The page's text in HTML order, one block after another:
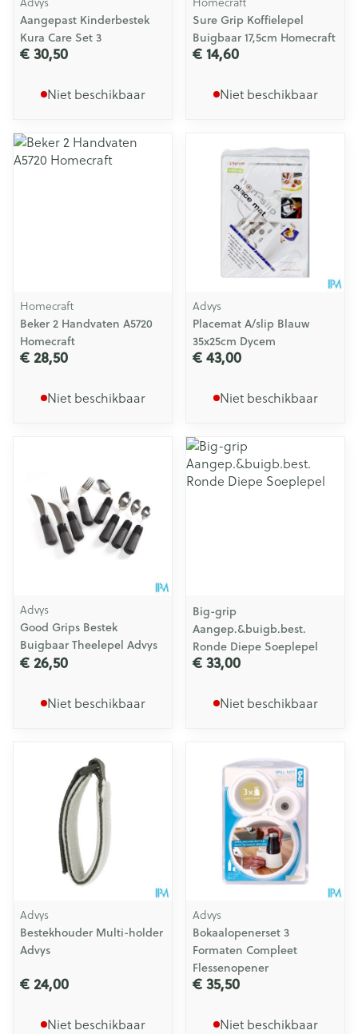
Aangepast Kinderbestek
Kura Care Set 3
€ 30,50
Niet beschikbaar
Sure Grip Koffielepel
Buigbaar 17,5cm Homecraft
€ 14,60
Niet beschikbaar
Homecraft
Beker 2 Handvaten A5720
Homecraft
€ 28,50
Niet beschikbaar
Advys
Placemat A/slip Blauw
35x25cm Dycem
€ 43,00
Niet beschikbaar
Advys
Good Grips Bestek
Buigbaar Theelepel Advys
€ 26,50
Niet beschikbaar
Big-grip
Aangep.&buigb.best.
Ronde Diepe Soeplepel
€ 33,00
Niet beschikbaar
Advys
Bestekhouder Multi-holder
Advys
€ 24,00
Niet beschikbaar
Advys
Bokaalopenerset 3
Formaten Compleet
Flessenopener
€ 35,50
Niet beschikbaar